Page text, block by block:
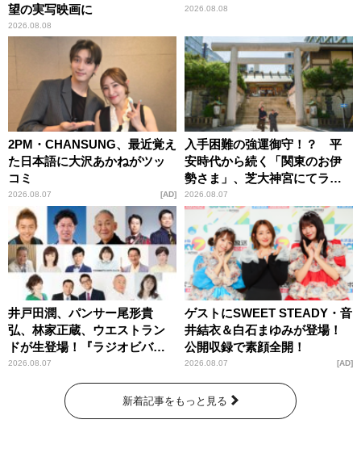
望の実写映画に
2026.08.08
2026.08.08
2PM・CHANSUNG、最近覚え
た日本語に大沢あかねがツッ
コミ
2026.08.07 AD
入手困難の強運御守！？ 平
安時代から続く「関東のお伊
勢さま」、芝大神宮にてラン
パンプスが合格祈願！
2026.08.07
井戸田潤、パンサー尾形貴
弘、林家正蔵、ウエストラン
ドが生登場！『ラジオビバリ
ー昼ズ』
2026.08.07
ゲストにSWEET STEADY・音
井結衣＆白石まゆみが登場！
公開収録で素顔全開！
2026.08.07 AD
新着記事をもっと見る